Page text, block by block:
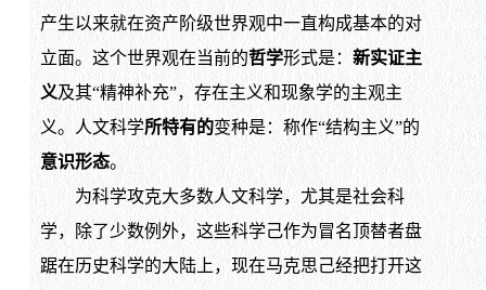
产生以来就在资产阶级世界观中一直构成基本的对
立面。这个世界观在当前的哲学形式是： 新实证主
义及其“精神补充”，存在主义和现象学的主观主
义。人文科学所特有的变种是：称作“结构主义”的
意识形态。
为科学攻克大多数人文科学，尤其是社会科
学，除了少数例外，这些科学己作为冒名顶替者盘
踞在历史科学的大陆上，现在马克思己经把打开这